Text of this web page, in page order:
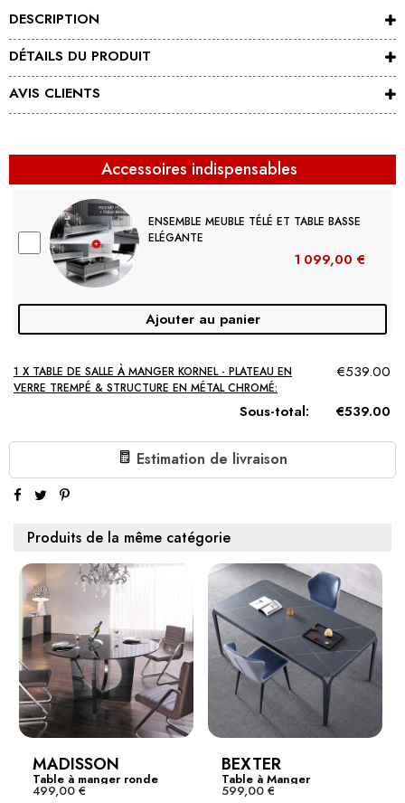
DESCRIPTION
DÉTAILS DU PRODUIT
AVIS CLIENTS
Accessoires indispensables
ENSEMBLE MEUBLE TÉLÉ ET TABLE BASSE
ELÉGANTE
1 099,00 €
Ajouter au panier
1 X TABLE DE SALLE À MANGER KORNEL - PLATEAU EN
VERRE TREMPÉ & STRUCTURE EN MÉTAL CHROMÉ:
€539.00
Sous-total:
€539.00
Estimation de livraison
Produits de la même catégorie
MADISSON
Table à manger ronde
en...
499,00 €
BEXTER
Table à Manger
Céramique...
599,00 €